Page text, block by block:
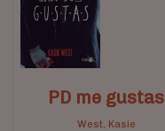
PD me gustas
West, Kasie